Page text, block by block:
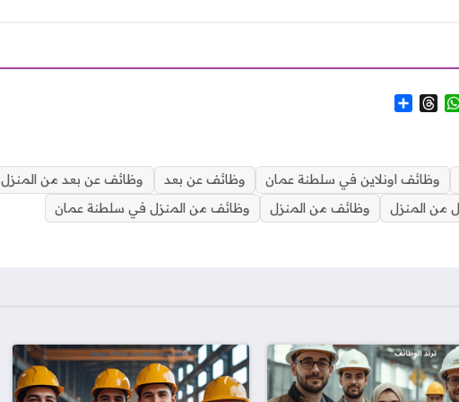
W
A
p
p
a
d
s
e
وظائف اونلاين في سلطنة عمان وظائف عن بعد
وظائف عن بعد من المنزل
من المنزل
وظائف من المنزل وظائف من المنزل في سلطنة عمان